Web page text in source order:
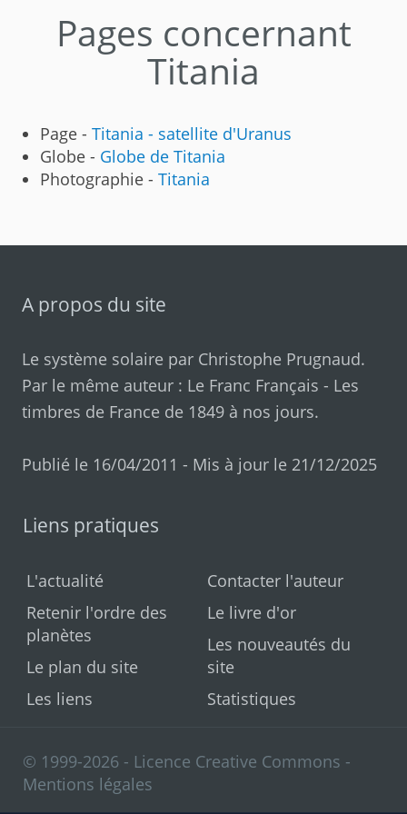
Pages concernant
Titania
Page - Titania - satellite d'Uranus
Globe - Globe de Titania
Photographie - Titania
A propos du site
Le système solaire par Christophe Prugnaud.
Par le même auteur : Le Franc Français - Les
timbres de France de 1849 à nos jours.
Publié le 16/04/2011 - Mis à jour le 21/12/2025
Liens pratiques
L'actualité
Retenir l'ordre des
planètes
Le plan du site
Les liens
Contacter l'auteur
Le livre d'or
Les nouveautés du
site
Statistiques
© 1999-2026 - Licence Creative Commons -
Mentions légales